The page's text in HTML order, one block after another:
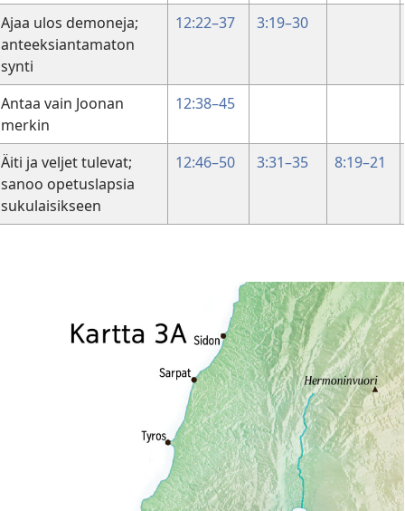
Ajaa ulos demoneja;
anteeksiantamaton
synti
12:22–37 3:19–30
Antaa vain Joonan
merkin
12:38–45
Äiti ja veljet tulevat;
sanoo opetuslapsia
sukulaisikseen
12:46–50 3:31–35 8:19–21